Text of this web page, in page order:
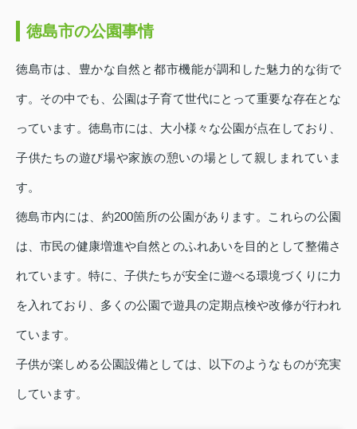
徳島市の公園事情
徳島市は、豊かな自然と都市機能が調和した魅力的な街で
す。その中でも、公園は子育て世代にとって重要な存在とな
っています。徳島市には、大小様々な公園が点在しており、
子供たちの遊び場や家族の憩いの場として親しまれていま
す。
徳島市内には、約200箇所の公園があります。これらの公園
は、市民の健康増進や自然とのふれあいを目的として整備さ
れています。特に、子供たちが安全に遊べる環境づくりに力
を入れており、多くの公園で遊具の定期点検や改修が行われ
ています。
子供が楽しめる公園設備としては、以下のようなものが充実
しています。